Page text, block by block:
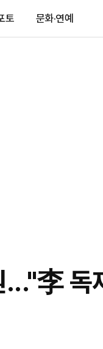
토 문화·연예
..."李 독